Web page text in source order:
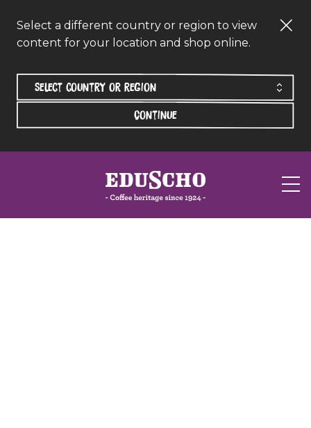
Select a different country or region to view
content for your location and shop online.
Continue